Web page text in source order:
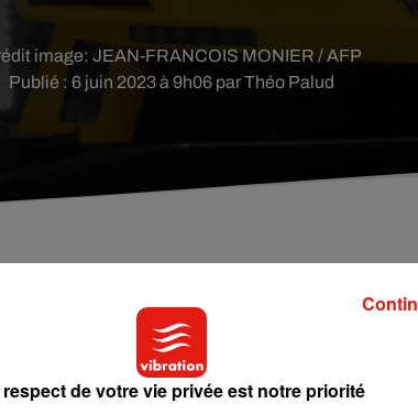
Publié : 6 juin 2023 à 9h06 par Théo Palud
image: JEAN-FRANCOIS MONIER / AFP
donné parla star des parquets de NBA
respect de votre vie privée est notre priorité